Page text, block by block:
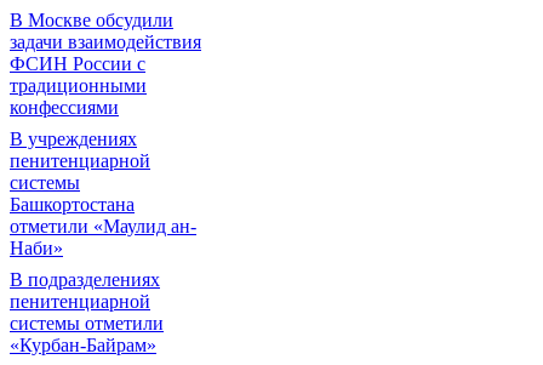
В Москве обсудили
задачи взаимодействия
ФСИН России с
традиционными
конфессиями
В учреждениях
пенитенциарной
системы
Башкортостана
отметили «Маулид ан-
Наби»
В подразделениях
пенитенциарной
системы отметили
«Курбан-Байрам»